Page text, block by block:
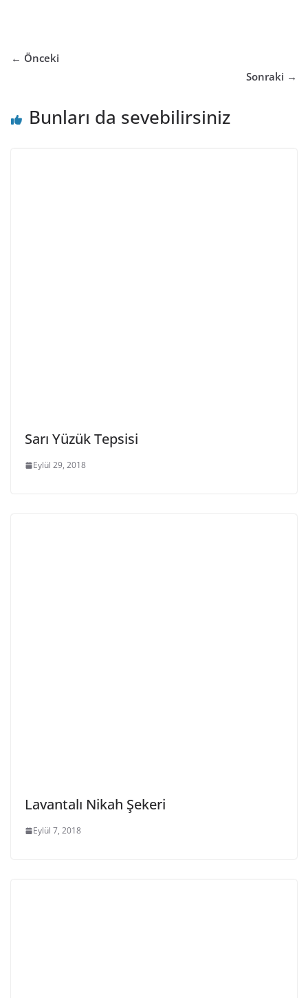
← Önceki
Sonraki →
Bunları da sevebilirsiniz
Sarı Yüzük Tepsisi
Eylül 29, 2018
Lavantalı Nikah Şekeri
Eylül 7, 2018